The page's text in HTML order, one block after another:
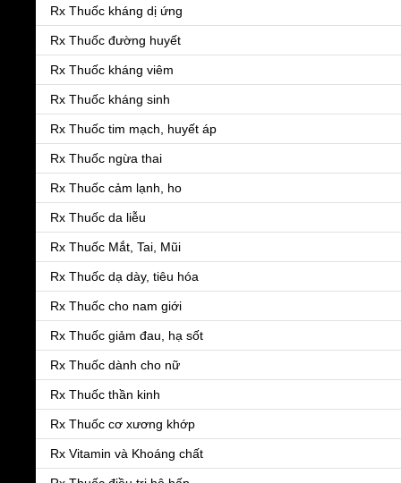
Rx Thuốc kháng dị ứng
Rx Thuốc đường huyết
Rx Thuốc kháng viêm
Rx Thuốc kháng sinh
Rx Thuốc tim mạch, huyết áp
Rx Thuốc ngừa thai
Rx Thuốc cảm lạnh, ho
Rx Thuốc da liễu
Rx Thuốc Mắt, Tai, Mũi
Rx Thuốc dạ dày, tiêu hóa
Rx Thuốc cho nam giới
Rx Thuốc giảm đau, hạ sốt
Rx Thuốc dành cho nữ
Rx Thuốc thần kinh
Rx Thuốc cơ xương khớp
Rx Vitamin và Khoáng chất